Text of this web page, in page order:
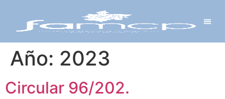
Año: 2023
Circular 96/202.